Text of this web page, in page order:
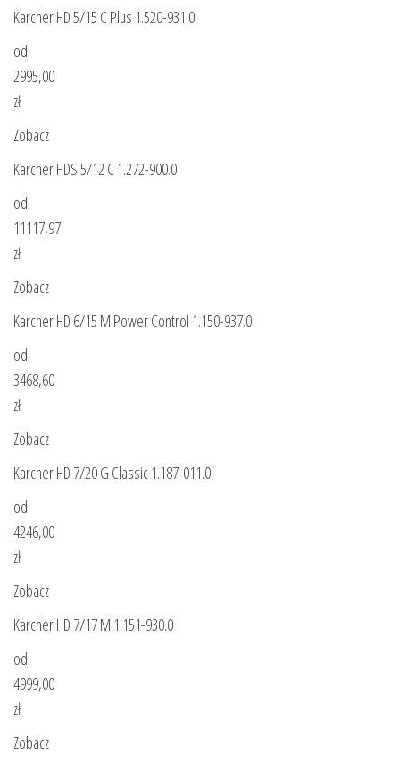
Karcher HD 5/15 C Plus 1.520-931.0
od
2995,00
zł
Zobacz
Karcher HDS 5/12 C 1.272-900.0
od
11117,97
zł
Zobacz
Karcher HD 6/15 M Power Control 1.150-937.0
od
3468,60
zł
Zobacz
Karcher HD 7/20 G Classic 1.187-011.0
od
4246,00
zł
Zobacz
Karcher HD 7/17 M 1.151-930.0
od
4999,00
zł
Zobacz